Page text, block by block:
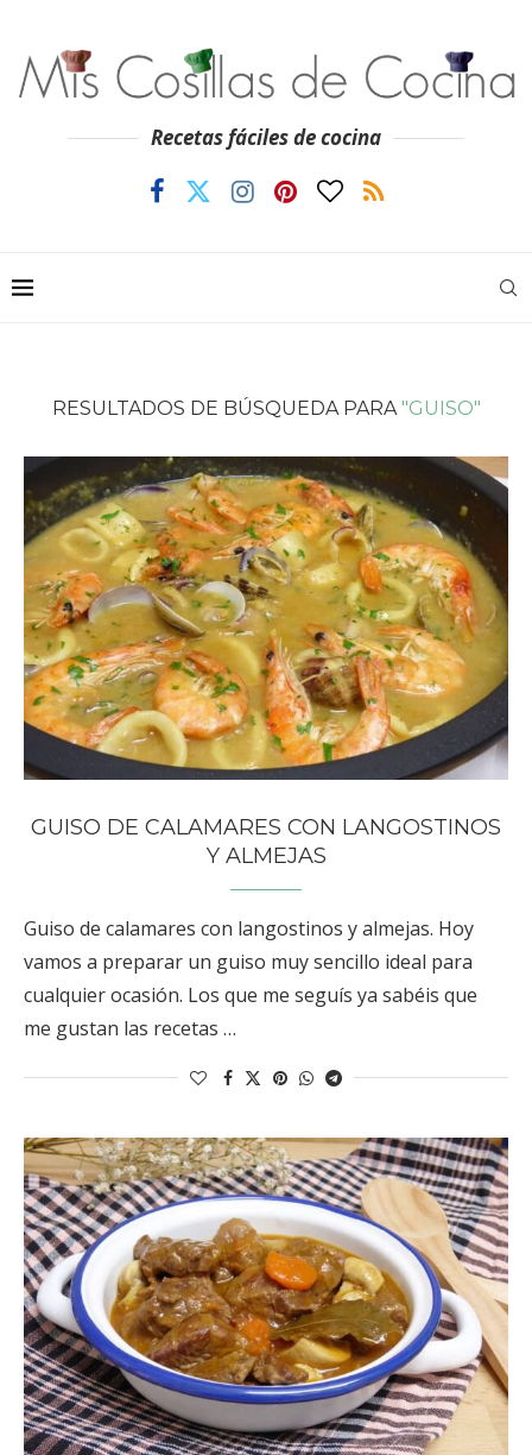
Recetas fáciles de cocina
RESULTADOS DE BÚSQUEDA PARA "GUISO"
GUISO DE CALAMARES CON LANGOSTINOS
Y ALMEJAS
Guiso de calamares con langostinos y almejas. Hoy
vamos a preparar un guiso muy sencillo ideal para
cualquier ocasión. Los que me seguís ya sabéis que
me gustan las recetas …